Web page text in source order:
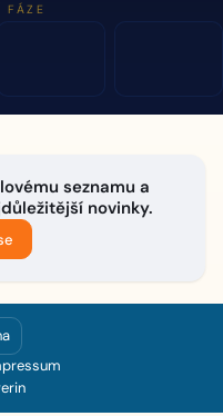
FÁZE
seznamu a
novinky.